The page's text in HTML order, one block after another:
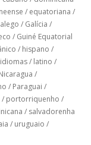
/ equatoriana /
/ Galícia /
/ Guiné Equatorial
/ hispano /
idiomas/ latino /
/
/ Paraguai /
/ portorriquenho /
/ salvadorenha
/ uruguaio /